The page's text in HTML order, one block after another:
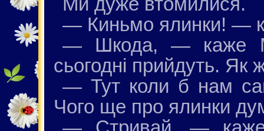
— Киньмо ялинки! —
— Шкода, — каже
сьогодні прийдуть. Як
— Тут коли б нам
Чого ще про ялинки